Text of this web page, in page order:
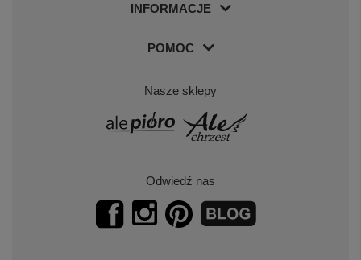
INFORMACJE
POMOC
Nasze sklepy
Odwiedź nas